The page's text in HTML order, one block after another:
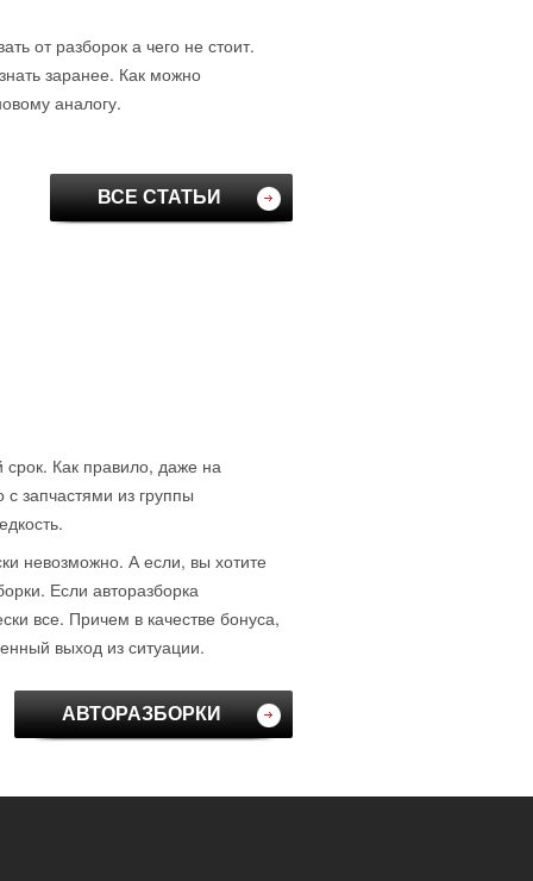
от разборок а чего не стоит.
заранее. Как можно
аналогу.
ВСЕ СТАТЬИ
Как правило, даже на
запчастями из группы
невозможно. А если, вы хотите
Если авторазборка
все. Причем в качестве бонуса,
выход из ситуации.
АВТОРАЗБОРКИ